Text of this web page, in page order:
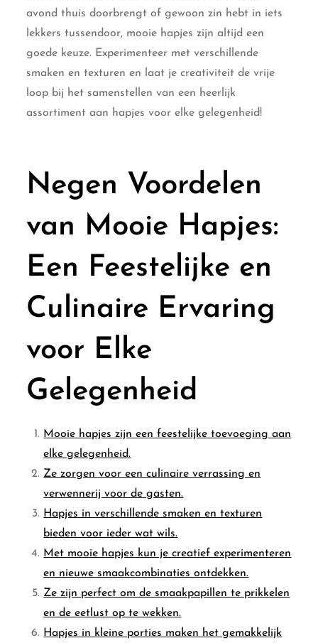
avond thuis doorbrengt of gewoon zin hebt in iets
lekkers tussendoor, mooie hapjes zijn altijd een
goede keuze. Experimenteer met verschillende
smaken en texturen en laat je creativiteit de vrije
loop bij het samenstellen van een heerlijk
assortiment aan hapjes voor elke gelegenheid!
Negen Voordelen
van Mooie Hapjes:
Een Feestelijke en
Culinaire Ervaring
voor Elke
Gelegenheid
Mooie hapjes zijn een feestelijke toevoeging aan
elke gelegenheid.
Ze zorgen voor een culinaire verrassing en
verwennerij voor de gasten.
Hapjes in verschillende smaken en texturen
bieden voor ieder wat wils.
Met mooie hapjes kun je creatief experimenteren
en nieuwe smaakcombinaties ontdekken.
Ze zijn perfect om de smaakpapillen te prikkelen
en de eetlust op te wekken.
Hapjes in kleine porties maken het gemakkelijk